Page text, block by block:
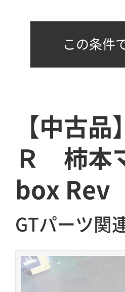
この条件
【中古
Ｒ 柿本
box Rev
GTパーツ関